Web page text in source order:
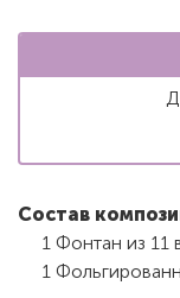
Состав
1 Фонтан из 11
1